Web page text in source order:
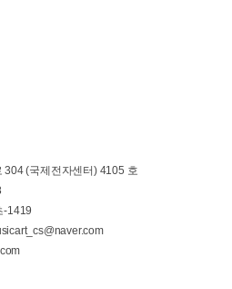
304 (국제전자센터) 4105 호
-1419